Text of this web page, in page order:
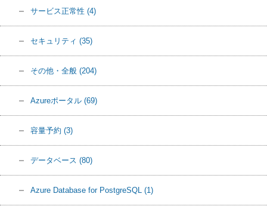
サービス正常性 (4)
セキュリティ (35)
その他・全般 (204)
Azureポータル (69)
容量予約 (3)
データベース (80)
Azure Database for PostgreSQL (1)